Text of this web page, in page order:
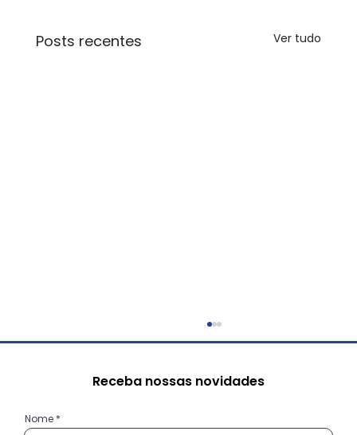
Posts recentes Ver tudo
Receba nossas novidades
Nome